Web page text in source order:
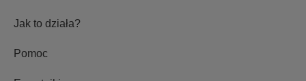
Jak to działa?
Pomoc